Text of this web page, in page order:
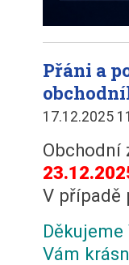
Přáni a
17.12.2025
Obchodní
V případě
Vám